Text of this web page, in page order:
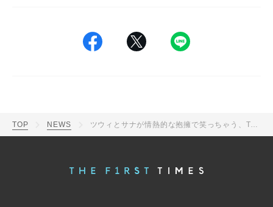
TOP NEWS ツウィとサナが情熱的な抱擁で笑っちゃう、TWICEの天使っぷりに悶える「Run Away」ダンス動画公開